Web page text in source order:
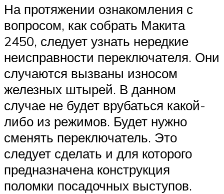
На протяжении ознакомления с
вопросом, как собрать Макита
2450, следует узнать нередкие
неисправности переключателя. Они
случаются вызваны износом
железных штырей. В данном
случае не будет врубаться какой-
либо из режимов. Будет нужно
сменять переключатель. Это
следует сделать и для которого
предназначена конструкция
поломки посадочных выступов.